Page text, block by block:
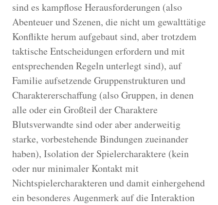
sind es kampflose Herausforderungen (also
Abenteuer und Szenen, die nicht um gewalttätige
Konflikte herum aufgebaut sind, aber trotzdem
taktische Entscheidungen erfordern und mit
entsprechenden Regeln unterlegt sind), auf
Familie aufsetzende Gruppenstrukturen und
Charaktererschaffung (also Gruppen, in denen
alle oder ein Großteil der Charaktere
Blutsverwandte sind oder aber anderweitig
starke, vorbestehende Bindungen zueinander
haben), Isolation der Spielercharaktere (kein
oder nur minimaler Kontakt mit
Nichtspielercharakteren und damit einhergehend
ein besonderes Augenmerk auf die Interaktion